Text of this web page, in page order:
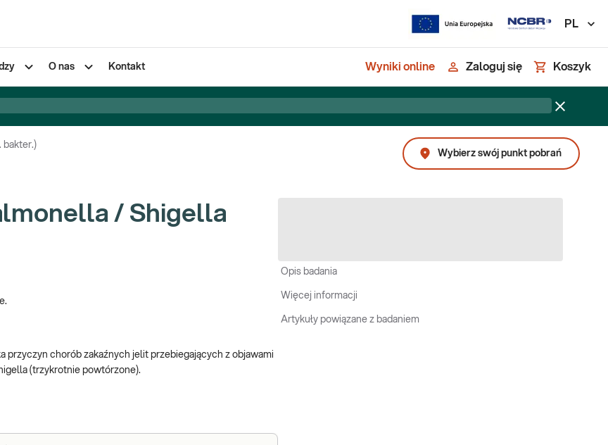
PL
O nas Kontakt Wyniki online Zaloguj się Koszyk
bakter.)
Wybierz swój punkt pobrań
/ Shigella
przyczyn chorób zakaźnych jelit przebiegających z objawami
(trzykrotnie powtórzone).
Opis badania
Więcej informacji
Artykuły powiązane z badaniem